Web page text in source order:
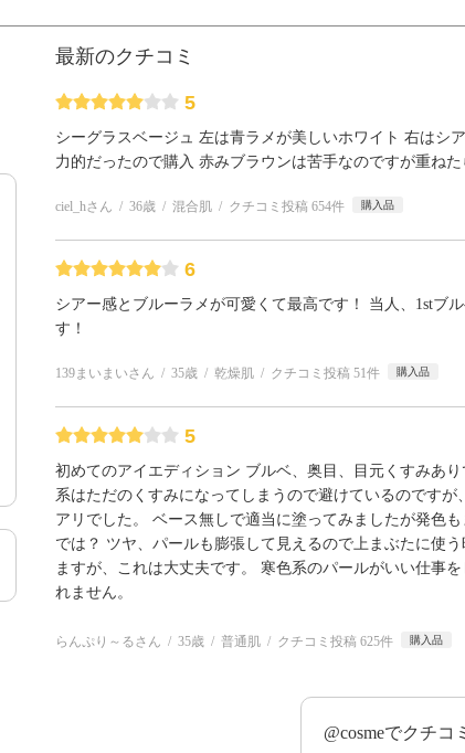
最新のクチコミ
5
シーグラスベージュ 左は青ラメが美しいホワイト 右はシ
力的だったので購入 赤みブラウンは苦手なのですが重ね
ciel_hさん 36歳 混合肌 クチコミ投稿 654件 購入品
6
シアー感とブルーラメが可愛くて最高です！ 当人、1stブ
す！
139まいまいさん 35歳 乾燥肌 クチコミ投稿 51件 購入品
5
初めてのアイエディション ブルベ、奥目、目元くすみあり
系はただのくすみになってしまうので避けているのですが
アリでした。 ベース無しで適当に塗ってみましたが発色
では？ ツヤ、パールも膨張して見えるので上まぶたに使
ますが、これは大丈夫です。 寒色系のパールがいい仕事
れません。
らんぷり～るさん 35歳 普通肌 クチコミ投稿 625件 購入品
@cosmeでクチコ